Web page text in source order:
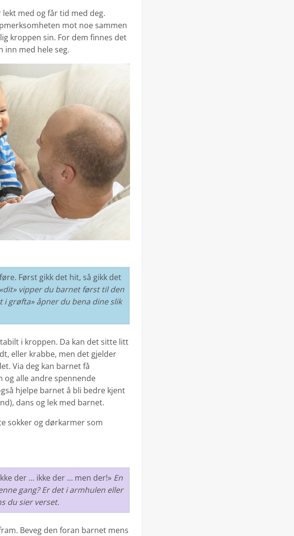
med og får tid med deg.
mot noe sammen
kroppen sin. For dem finnes det
inn med hele seg.
Først gikk det hit, så gikk det
vipper du barnet først til den
i grøfta» åpner du bena dine slik
i kroppen. Da kan det sitte litt
eller krabbe, men det gjelder
Via deg kan barnet få
og alle andre spennende
hjelpe barnet å bli bedre kjent
dans og lek med barnet.
sokker og dørkarmer som
der … ikke der … men der!» En
gang? Er det i armhulen eller
du sier verset.
Beveg den foran barnet mens